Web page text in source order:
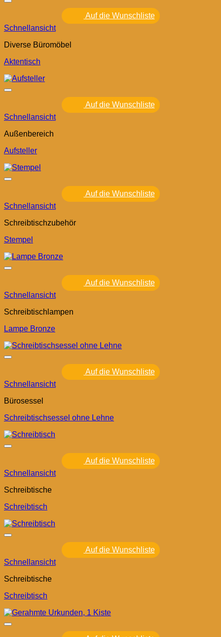
Auf die Wunschliste
Schnellansicht
Diverse Büromöbel
Aktentisch
Auf die Wunschliste
Schnellansicht
Außenbereich
Aufsteller
Auf die Wunschliste
Schnellansicht
Schreibtischzubehör
Stempel
Auf die Wunschliste
Schnellansicht
Schreibtischlampen
Lampe Bronze
Auf die Wunschliste
Schnellansicht
Bürosessel
Schreibtischsessel ohne Lehne
Auf die Wunschliste
Schnellansicht
Schreibtische
Schreibtisch
Auf die Wunschliste
Schnellansicht
Schreibtische
Schreibtisch